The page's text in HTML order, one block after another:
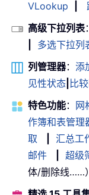
VLookup
高级下拉列表：
多选下拉列
列管理器： 添
见性状态 比
特色功能： 网
作簿和表管理
取
汇总工
邮件
超级
体/删除线……